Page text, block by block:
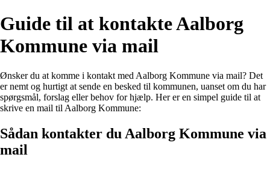
Guide til at kontakte Aalborg
Kommune via mail
Ønsker du at komme i kontakt med Aalborg Kommune via mail? Det
er nemt og hurtigt at sende en besked til kommunen, uanset om du har
spørgsmål, forslag eller behov for hjælp. Her er en simpel guide til at
skrive en mail til Aalborg Kommune:
Sådan kontakter du Aalborg Kommune via
mail